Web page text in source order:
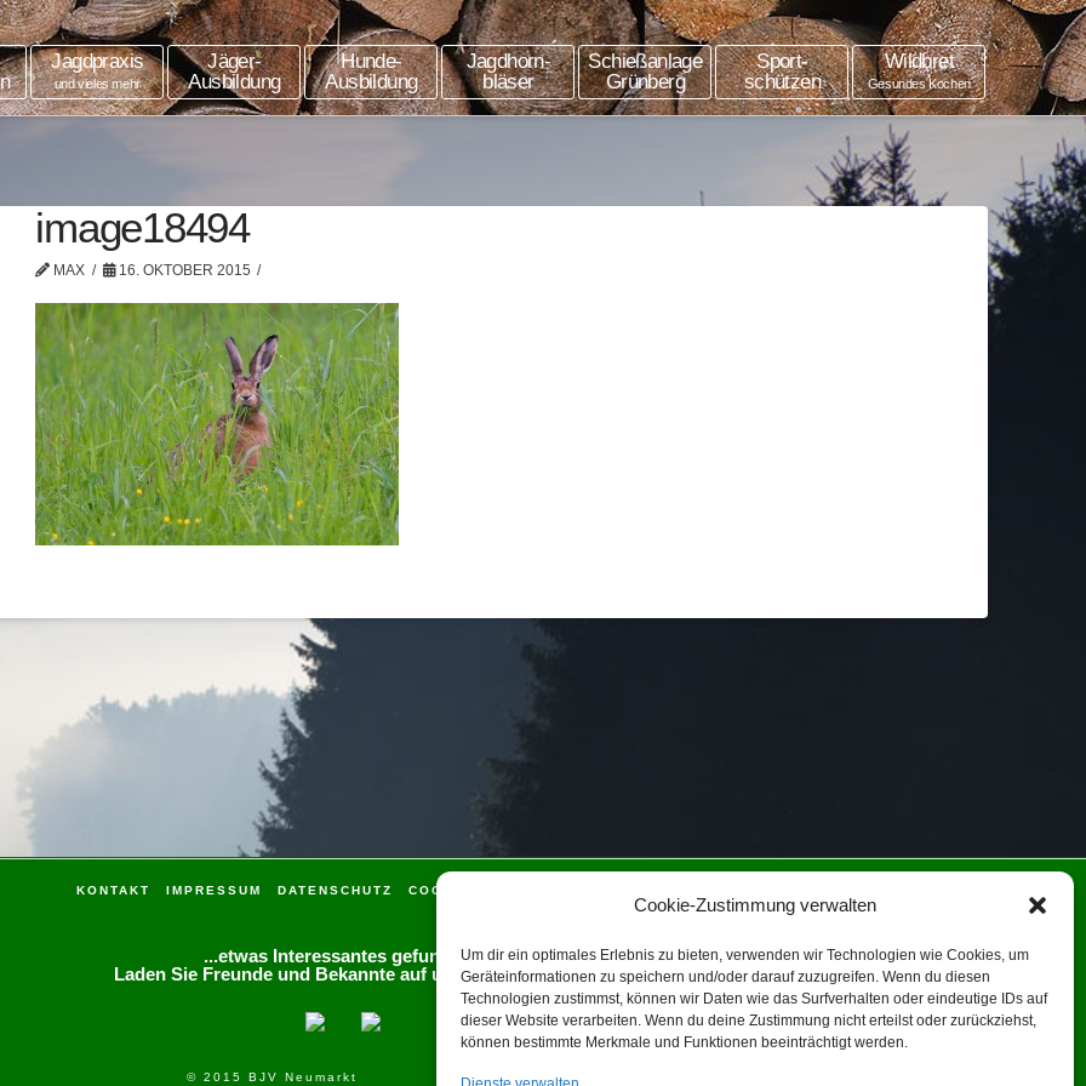
Cookie-Zustimmung verwalten
Um dir ein optimales Erlebnis zu bieten, verwenden wir Technologien wie Cookies, um
Geräteinformationen zu speichern und/oder darauf zuzugreifen. Wenn du diesen
Technologien zustimmst, können wir Daten wie das Surfverhalten oder eindeutige IDs auf
dieser Website verarbeiten. Wenn du deine Zustimmung nicht erteilst oder zurückziehst,
können bestimmte Merkmale und Funktionen beeinträchtigt werden.
Jagdpraxis
und vieles mehr
Jäger-
Ausbildung
Hunde-
Ausbildung
Jagdhorn-
bläser
Schießanlage
Grünberg
Sport-
schützen
Wildbret
Gesundes Kochen
image18494
MAX 16. OKTOBER 2015
KONTAKT IMPRESSUM DATENSCHUTZ COOKIE-RICHTLINIE (EU)
...etwas Interessantes gefunden?
Laden Sie Freunde und Bekannte auf unsere Seite ein!
© 2015 BJV Neumarkt